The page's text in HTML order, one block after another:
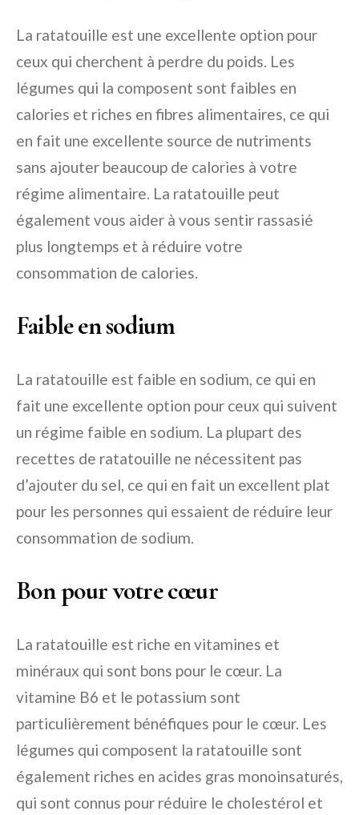
La ratatouille est une excellente option pour
ceux qui cherchent à perdre du poids. Les
légumes qui la composent sont faibles en
calories et riches en fibres alimentaires, ce qui
en fait une excellente source de nutriments
sans ajouter beaucoup de calories à votre
régime alimentaire. La ratatouille peut
également vous aider à vous sentir rassasié
plus longtemps et à réduire votre
consommation de calories.
Faible en sodium
La ratatouille est faible en sodium, ce qui en
fait une excellente option pour ceux qui suivent
un régime faible en sodium. La plupart des
recettes de ratatouille ne nécessitent pas
d’ajouter du sel, ce qui en fait un excellent plat
pour les personnes qui essaient de réduire leur
consommation de sodium.
Bon pour votre cœur
La ratatouille est riche en vitamines et
minéraux qui sont bons pour le cœur. La
vitamine B6 et le potassium sont
particulièrement bénéfiques pour le cœur. Les
légumes qui composent la ratatouille sont
également riches en acides gras monoinsaturés,
qui sont connus pour réduire le cholestérol et